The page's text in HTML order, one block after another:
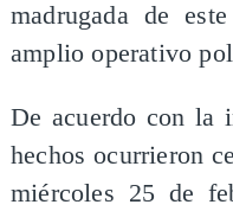
madrugada de
amplio operativo
De acuerdo con la
hechos ocurrieron
miércoles 25 de